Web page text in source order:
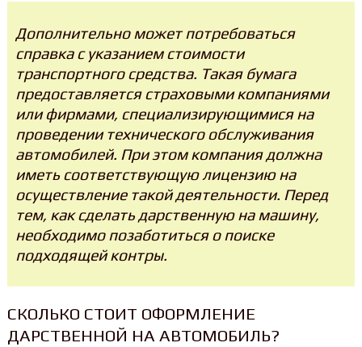
Дополнительно может потребоваться
справка с указанием стоимости
транспортного средства. Такая бумага
предоставляется страховыми компаниями
или фирмами, специализирующимися на
проведении технического обслуживания
автомобилей. При этом компания должна
иметь соответствующую лицензию на
осуществление такой деятельности. Перед
тем, как сделать дарственную на машину,
необходимо позаботиться о поиске
подходящей контры.
СКОЛЬКО СТОИТ ОФОРМЛЕНИЕ
ДАРСТВЕННОЙ НА АВТОМОБИЛЬ?